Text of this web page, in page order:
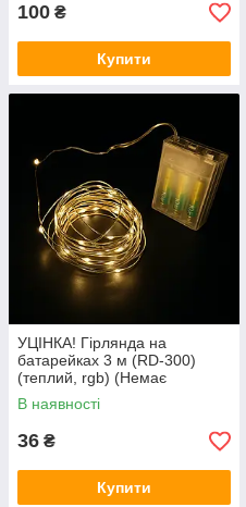
100 ₴
Купити
УЦІНКА! Гірлянда на
батарейках 3 м (RD-300)
(теплий, rgb) (Немає
паковання 3284)
В наявності
36 ₴
Купити